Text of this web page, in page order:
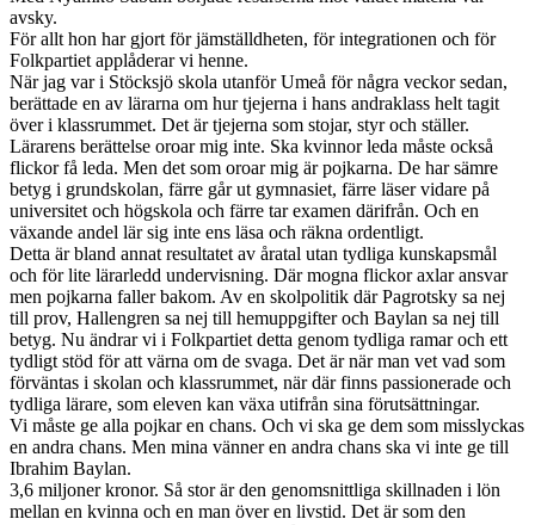
avsky.
För allt hon har gjort för jämställdheten, för integrationen och för
Folkpartiet applåderar vi henne.
När jag var i Stöcksjö skola utanför Umeå för några veckor sedan,
berättade en av lärarna om hur tjejerna i hans andraklass helt tagit
över i klassrummet. Det är tjejerna som stojar, styr och ställer.
Lärarens berättelse oroar mig inte. Ska kvinnor leda måste också
flickor få leda. Men det som oroar mig är pojkarna. De har sämre
betyg i grundskolan, färre går ut gymnasiet, färre läser vidare på
universitet och högskola och färre tar examen därifrån. Och en
växande andel lär sig inte ens läsa och räkna ordentligt.
Detta är bland annat resultatet av åratal utan tydliga kunskapsmål
och för lite lärarledd undervisning. Där mogna flickor axlar ansvar
men pojkarna faller bakom. Av en skolpolitik där Pagrotsky sa nej
till prov, Hallengren sa nej till hemuppgifter och Baylan sa nej till
betyg. Nu ändrar vi i Folkpartiet detta genom tydliga ramar och ett
tydligt stöd för att värna om de svaga. Det är när man vet vad som
förväntas i skolan och klassrummet, när där finns passionerade och
tydliga lärare, som eleven kan växa utifrån sina förutsättningar.
Vi måste ge alla pojkar en chans. Och vi ska ge dem som misslyckas
en andra chans. Men mina vänner en andra chans ska vi inte ge till
Ibrahim Baylan.
3,6 miljoner kronor. Så stor är den genomsnittliga skillnaden i lön
mellan en kvinna och en man över en livstid. Det är som den